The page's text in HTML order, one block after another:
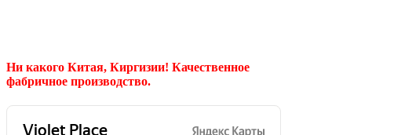
Ни какого Китая, Киргизии! Качественное
фабричное производство.